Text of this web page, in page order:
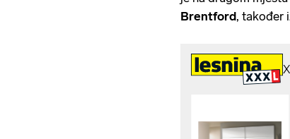
Brentford, također